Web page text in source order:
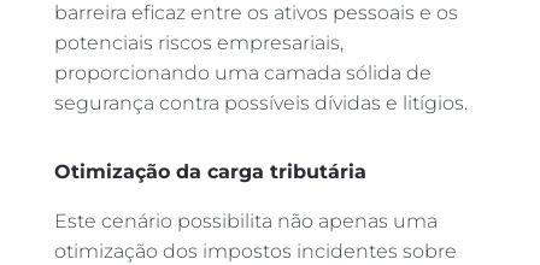
barreira eficaz entre os ativos pessoais e os
potenciais riscos empresariais,
proporcionando uma camada sólida de
segurança contra possíveis dívidas e litígios.
Otimização da carga tributária
Este cenário possibilita não apenas uma
otimização dos impostos incidentes sobre